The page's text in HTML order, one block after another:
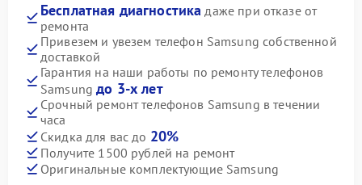
Бесплатная диагностика даже при отказе от
ремонта
Привезем и увезем телефон Samsung собственной
доставкой
Гарантия на наши работы по ремонту телефонов
Samsungдо 3-х лет
Срочный ремонт телефонов Samsung в течении
часа
Скидка для вас до 20%
Получите 1500 рублей на ремонт
Оригинальные комплектующие Samsung